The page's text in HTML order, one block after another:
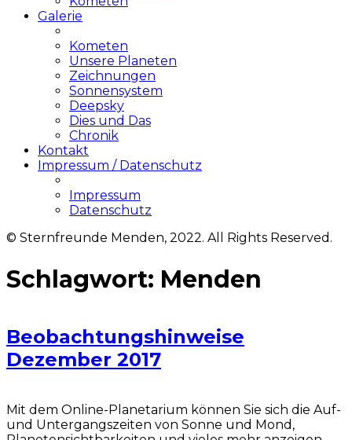
Galerie
Kometen
Unsere Planeten
Zeichnungen
Sonnensystem
Deepsky
Dies und Das
Chronik
Kontakt
Impressum / Datenschutz
Impressum
Datenschutz
© Sternfreunde Menden, 2022. All Rights Reserved.
Schlagwort: Menden
Beobachtungshinweise
Dezember 2017
Mit dem Online-Planetarium können Sie sich die Auf-
und Untergangszeiten von Sonne und Mond,